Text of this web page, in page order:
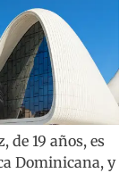
de 19 años, es
Dominicana, y